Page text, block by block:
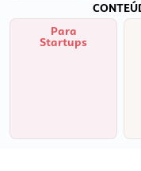
Para
Startups